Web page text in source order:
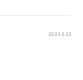
2023.5.22